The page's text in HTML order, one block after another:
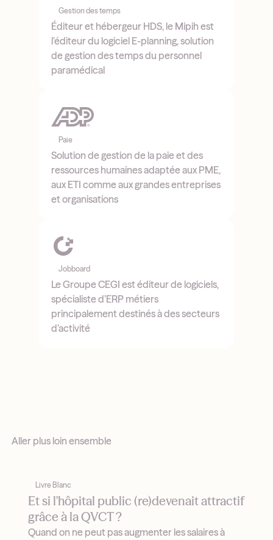
Gestion des temps
Éditeur et hébergeur HDS, le Mipih est
l’éditeur du logiciel E-planning, solution
de gestion des temps du personnel
paramédical
Paie
Solution de gestion de la paie et des
ressources humaines adaptée aux PME,
aux ETI comme aux grandes entreprises
et organisations
Jobboard
Le Groupe CEGI est éditeur de logiciels,
spécialiste d’ERP métiers
principalement destinés à des secteurs
d’activité
Aller plus loin ensemble
Livre Blanc
Et si l'hôpital public (re)devenait attractif
grâce à la QVCT ?
Quand on ne peut pas augmenter les salaires à